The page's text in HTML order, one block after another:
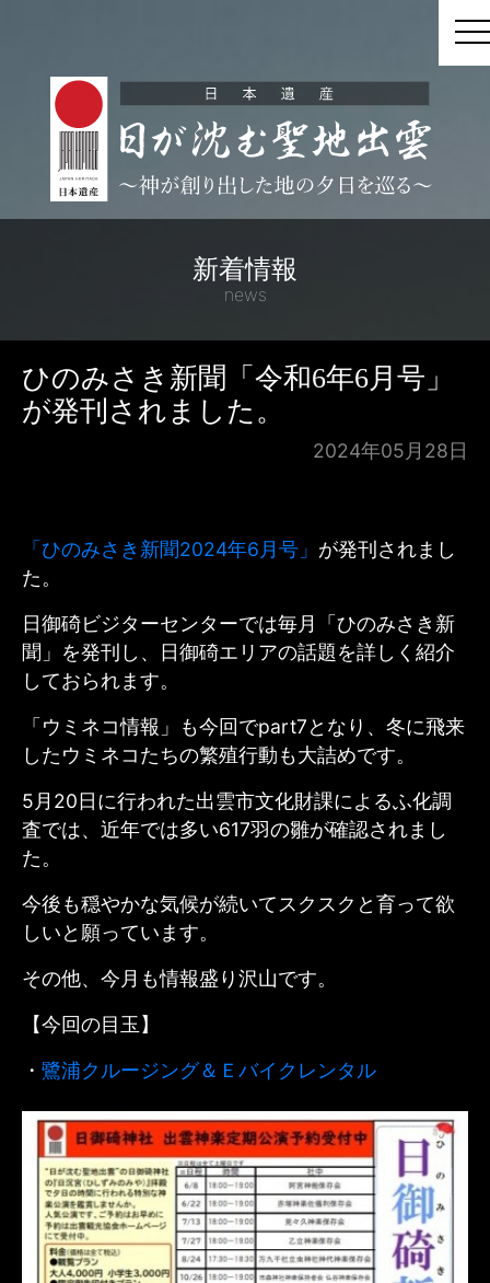
新着情報
news
ひのみさき新聞「令和6年6月号」
が発刊されました。
2024年05月28日
「ひのみさき新聞2024年6月号」 が発刊されまし
た。
日御碕ビジターセンターでは毎月「ひのみさき新
聞」を発刊し、日御碕エリアの話題を詳しく紹介
しておられます。
「ウミネコ情報」も今回でpart7となり、冬に飛来
したウミネコたちの繁殖行動も大詰めです。
5 月20日に行われた出雲市文化財課によるふ化調
査では、近年では多い617羽の雛が確認されまし
た。
今後も穏やかな気候が続いてスクスクと育って欲
しいと願っています。
その他、今月も情報盛り沢山です。
【今回の目玉】
・ 鷺浦クルージング＆Ｅバイクレンタル